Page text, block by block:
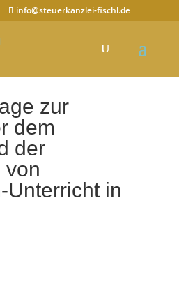
info@steuerkanzlei-fischl.de
zur
dem
der
von
Unterricht in